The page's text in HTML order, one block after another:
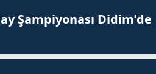
Şam­pi­yo­na­sı Didim’de